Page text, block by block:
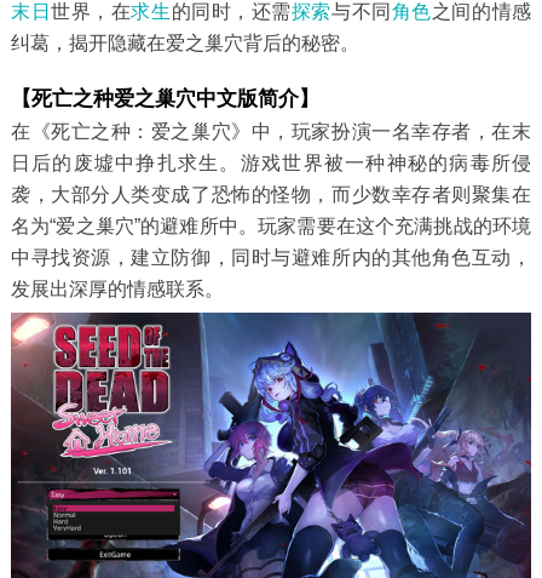
末日世界，在求生的同时，还需探索与不同 角色之间的情感
纠葛，揭开隐藏在爱之巢穴背后的秘密。
【死亡之种爱之巢穴中文版简介】
在《死亡之种：爱之巢穴》中，玩家扮演一名幸存者，在末
日后的废墟中挣扎求生。游戏世界被一种神秘的病毒所侵
袭，大部分人类变成了恐怖的怪物，而少数幸存者则聚集在
名为“爱之巢穴”的避难所中。玩家需要在这个充满挑战的环境
中寻找资源，建立防御，同时与避难所内的其他角色互动，
发展出深厚的情感联系。